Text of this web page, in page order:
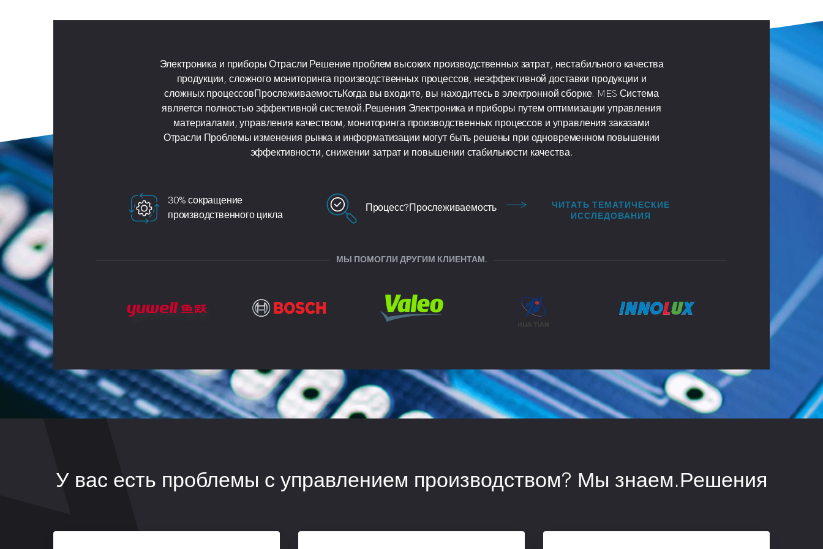
Электроника и приборы Отрасли Решение проблем высоких производственных затрат, нестабильного качества
продукции, сложного мониторинга производственных процессов, неэффективной доставки продукции и
сложных процессовПрослеживаемостьКогда вы входите, вы находитесь в электронной сборке. MES Система
является полностью эффективной системой.Решения Электроника и приборы путем оптимизации управления
материалами, управления качеством, мониторинга производственных процессов и управления заказами
Отрасли Проблемы изменения рынка и информатизации могут быть решены при одновременном повышении
эффективности, снижении затрат и повышении стабильности качества.
30% сокращение
производственного цикла
Процесс?Прослеживаемость
ЧИТАТЬ ТЕМАТИЧЕСКИЕ
ИССЛЕДОВАНИЯ
МЫ ПОМОГЛИ ДРУГИМ КЛИЕНТАМ.
У вас есть проблемы с управлением производством? Мы знаем.Решения